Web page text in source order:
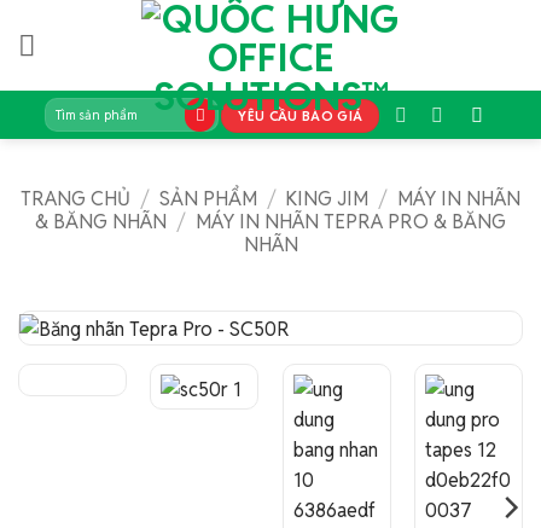
qua
Tìm
kiếm:
YÊU CẦU BÁO GIÁ
TRANG CHỦ / SẢN PHẨM / KING JIM / MÁY IN NHÃN
& BĂNG NHÃN / MÁY IN NHÃN TEPRA PRO & BĂNG
NHÃN